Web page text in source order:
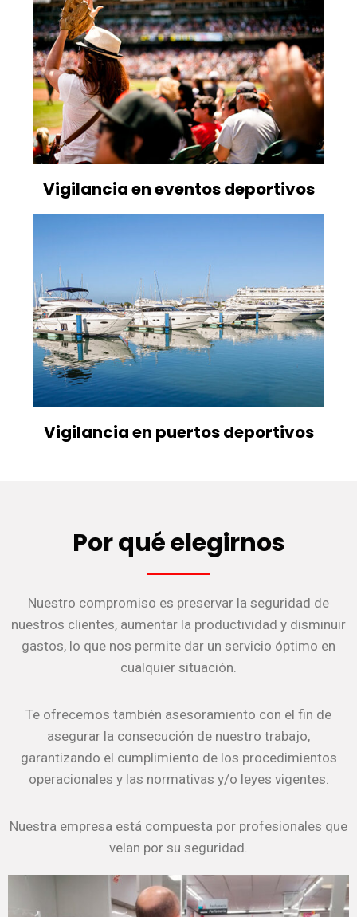
Vigilancia en eventos deportivos
Vigilancia en puertos deportivos
Por qué elegirnos
Nuestro compromiso es preservar la seguridad de
nuestros clientes, aumentar la productividad y disminuir
gastos, lo que nos permite dar un servicio óptimo en
cualquier situación.
Te ofrecemos también asesoramiento con el fin de
asegurar la consecución de nuestro trabajo,
garantizando el cumplimiento de los procedimientos
operacionales y las normativas y/o leyes vigentes.
Nuestra empresa está compuesta por profesionales que
velan por su seguridad.